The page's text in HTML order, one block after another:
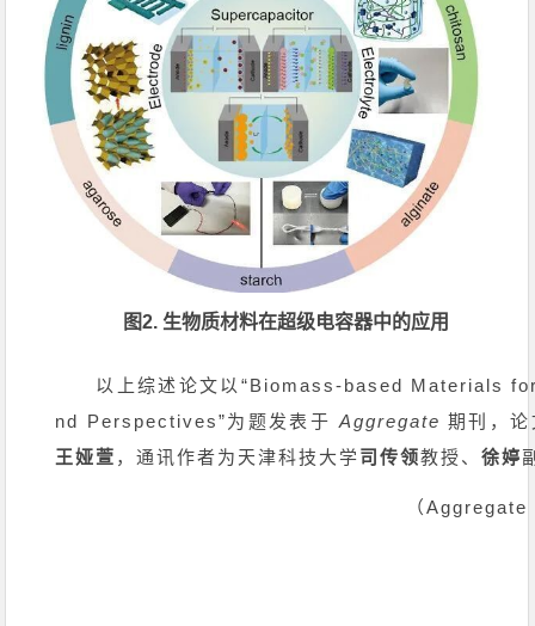
图2. 生物质材料在超级电容器中的应用
以上综述论文以“Biomass-based Materials
nd Perspectives”为题发表于 Aggregate 期刊，论
王娅萱 ，通讯作者为天津科技大学司传领教授、徐婷
（